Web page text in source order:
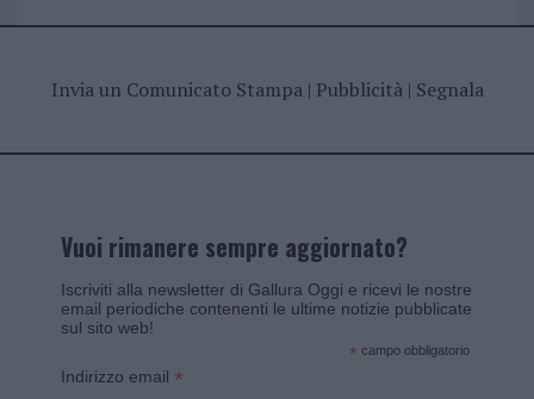
Invia un Comunicato Stampa| Pubblicità| Segnala
Vuoi rimanere sempre aggiornato?
Iscriviti alla newsletter di Gallura Oggi e ricevi le nostre
email periodiche contenenti le ultime notizie pubblicate
sul sito web!
* campo obbligatorio
Indirizzo email *